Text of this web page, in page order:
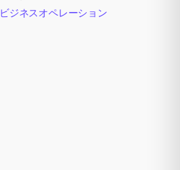
ビジネスオペレーション